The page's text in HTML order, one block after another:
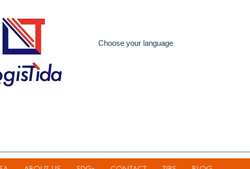
Choose your language